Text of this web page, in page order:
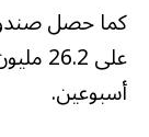
على
أسبوعين.